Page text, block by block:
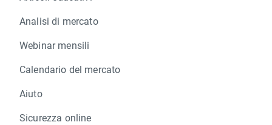
Analisi di mercato
Webinar mensili
Calendario del mercato
Aiuto
Sicurezza online